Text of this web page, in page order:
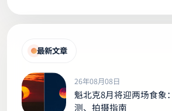
最新文章
26年08月08日
魁北克8月将迎两场食象
测、拍摄指南